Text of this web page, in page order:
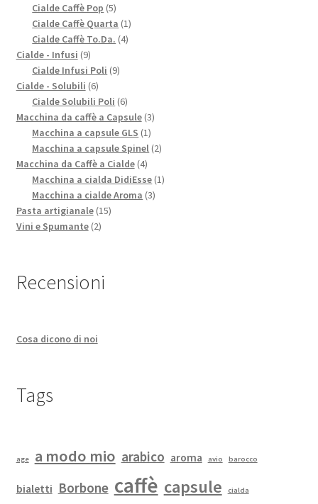
prodotti
Cialde Caffè Pop 55
prodotti
Cialde Caffè Quarta 11
Cialde Caffè To.Da. 44
Cialde - Infusi 99
prodotti
Cialde Infusi Poli 99
Cialde - Solubili 66
prodotti
Cialde Solubili Poli 66
prodotti
Macchina da caffè a Capsule 33
Macchina a capsule GLS 11
prodotto
Macchina a capsule Spinel 22
Macchina da Caffè a Cialde 44
prodotti
Macchina a cialda DidiEsse 11
Macchina a cialde Aroma 33
Pasta artigianale 1515
Vini e Spumante 22
Recensioni
Cosa dicono di noi
Tags
age a modo mio arabico aroma avio barocco
bialetti Borbone caffè capsule cialda